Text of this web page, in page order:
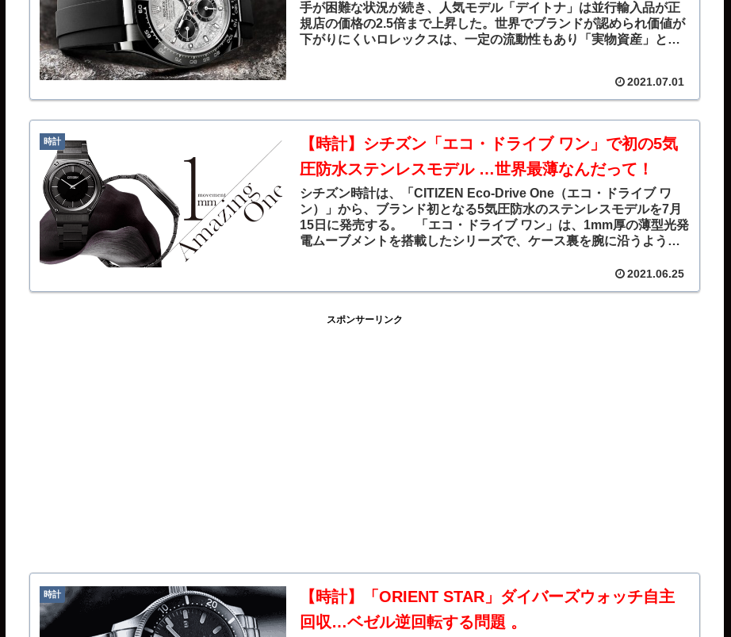
手が困難な状況が続き、人気モデル「デイトナ」は並行輸入品が正
規店の価格の2.5倍まで上昇した。世界でブランドが認められ価値が
下がりにくいロレックスは、一定の流動性もあり「実物資産」とし
2021.07.01
時計
【時計】シチズン「エコ・ドライブ ワン」で初の5気
圧防水ステンレスモデル …世界最薄なんだって！
シチズン時計は、「CITIZEN Eco-Drive One（エコ・ドライブ ワ
ン）」から、ブランド初となる5気圧防水のステンレスモデルを7月
15日に発売する。 「エコ・ドライブ ワン」は、1mm厚の薄型光発
電ムーブメントを搭載したシリーズで、ケース裏を腕に沿うような
2021.06.25
スポンサーリンク
時計
【時計】「ORIENT STAR」ダイバーズウォッチ自主
回収…ベゼル逆回転する問題 。